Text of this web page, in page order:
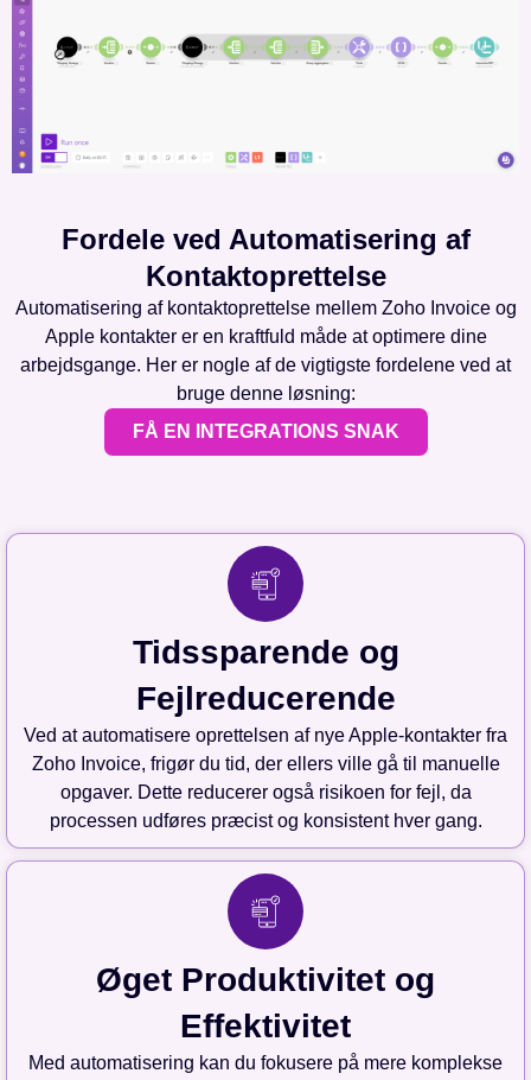
Fordele ved Automatisering af
Kontaktoprettelse
Automatisering af kontaktoprettelse mellem Zoho Invoice og
Apple kontakter er en kraftfuld måde at optimere dine
arbejdsgange. Her er nogle af de vigtigste fordelene ved at
bruge denne løsning:
FÅ EN INTEGRATIONS SNAK
Tidssparende og
Fejlreducerende
Ved at automatisere oprettelsen af nye Apple-kontakter fra
Zoho Invoice, frigør du tid, der ellers ville gå til manuelle
opgaver. Dette reducerer også risikoen for fejl, da
processen udføres præcist og konsistent hver gang.
Øget Produktivitet og
Effektivitet
Med automatisering kan du fokusere på mere komplekse